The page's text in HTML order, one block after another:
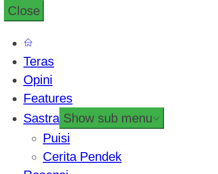
Close
Teras
Opini
Features
Sastra Show sub menu
Puisi
Cerita Pendek